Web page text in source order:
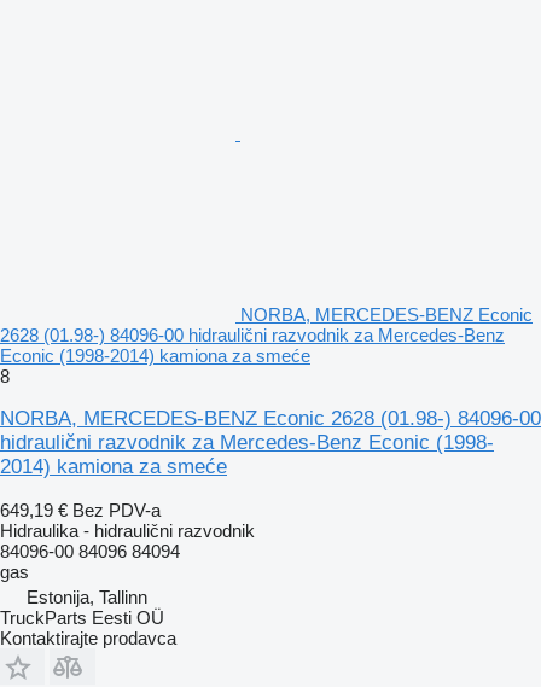
NORBA, MERCEDES-BENZ Econic
2628 (01.98-) 84096-00 hidraulični razvodnik za Mercedes-Benz
Econic (1998-2014) kamiona za smeće
8
NORBA, MERCEDES-BENZ Econic 2628 (01.98-) 84096-00
hidraulični razvodnik za Mercedes-Benz Econic (1998-
2014) kamiona za smeće
649,19 € Bez PDV-a
Hidraulika - hidraulični razvodnik
84096-00 84096 84094
gas
Estonija, Tallinn
TruckParts Eesti OÜ
Kontaktirajte prodavca